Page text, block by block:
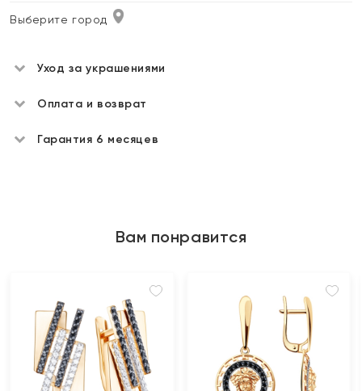
Выберите город
Уход за украшениями
Оплата и возврат
Гарантия 6 месяцев
Вам понравится